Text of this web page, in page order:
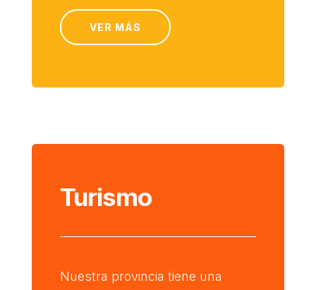
VER MÁS
Turismo
Nuestra provincia tiene una